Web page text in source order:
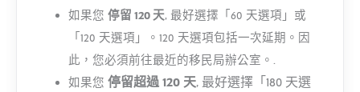
如果您停留 120 天, 最好選擇「60 天選項」或
「120 天選項」。120 天選項包括一次延期。因
此，您必須前往最近的移民局辦公室。.
如果您停留超過 120 天, 最好選擇「180 天選